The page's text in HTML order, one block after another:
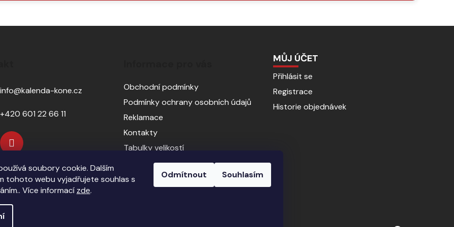
soubory cookie. Dalším
tohoto webu vyjadřujete souhlas s
Více informací zde.
Odmítnout Souhlasím
info@kalenda-kone.cz
+420 601 22 66 11
Obchodní podmínky
Podmínky ochrany osobních údajů
Reklamace
Kontakty
Tabulky velikostí
Sedlářský servis
Pasování sedel pro koně
MŮJ ÚČET
Přihlásit se
Registrace
Historie objednávek